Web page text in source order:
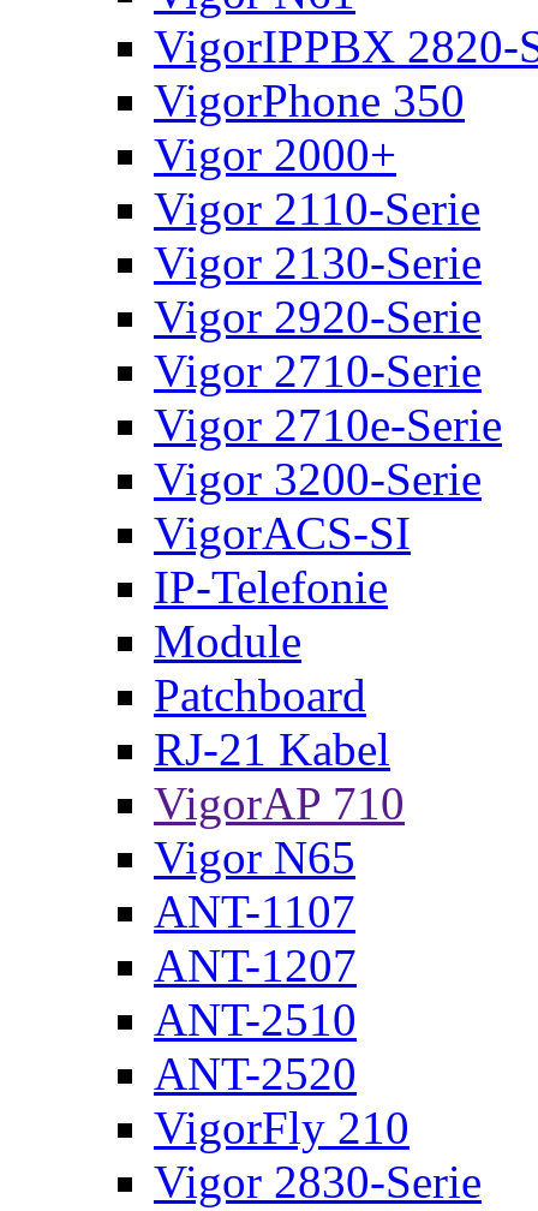
VigorIPPBX 2820-
VigorPhone 350
Vigor 2000+
Vigor 2110-Serie
Vigor 2130-Serie
Vigor 2920-Serie
Vigor 2710-Serie
Vigor 2710e-Serie
Vigor 3200-Serie
VigorACS-SI
IP-Telefonie
Module
Patchboard
RJ-21 Kabel
VigorAP 710
Vigor N65
ANT-1107
ANT-1207
ANT-2510
ANT-2520
VigorFly 210
Vigor 2830-Serie